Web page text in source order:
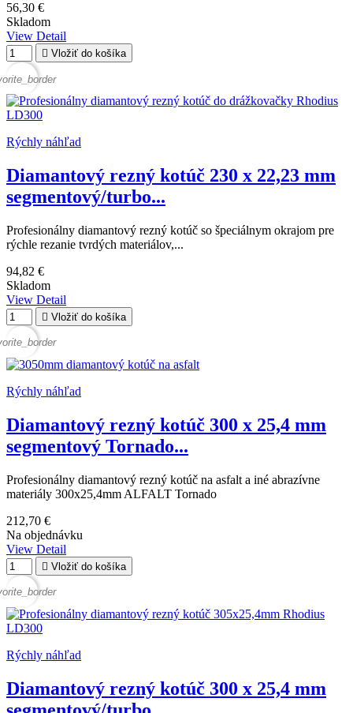
56,30 €
Skladom
View Detail
 Vložiť do košíka
Rýchly náhľad
Diamantový rezný kotúč 230 x 22,23 mm
segmentový/turbo...
Profesionálny diamantový rezný kotúč so špeciálnym okrajom pre
rýchle rezanie tvrdých materiálov,...
94,82 €
Skladom
View Detail
 Vložiť do košíka
Rýchly náhľad
Diamantový rezný kotúč 300 x 25,4 mm
segmentový Tornado...
Profesionálny diamantový rezný kotúč na asfalt a iné abrazívne
materiály 300x25,4mm ALFALT Tornado
212,70 €
Na objednávku
View Detail
 Vložiť do košíka
Rýchly náhľad
Diamantový rezný kotúč 300 x 25,4 mm